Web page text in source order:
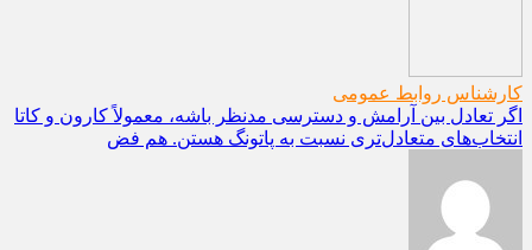
کارشناس روابط عمومی
اگر تعادل بین آرامش و دسترسی مدنظر باشه، معمولاً کارون و کاتا
انتخاب‌های متعادل‌تری نسبت به پاتونگ هستن. هم فض